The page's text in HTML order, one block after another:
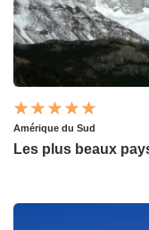
Amérique du Sud
Les plus beaux